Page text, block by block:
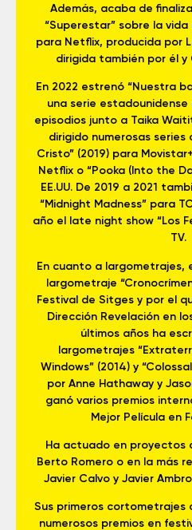
Además, acaba de
“Superestar” sobre la
para Netflix, producida por
dirigida también por él
En 2022 estrenó “Nuestra
una serie estadounidense
episodios junto a Taika
dirigido numerosas series
Cristo” (2019) para
Netflix o “Pooka (Into the
EE.UU. De 2019 a 2021
“Midnight Madness” para
año el late night show “Los
TV.
En cuanto a largometrajes,
largometraje
Festival de Sitges y por el
Dirección Revelación en
últimos años ha
largometrajes
Windows” (2014) y
por Anne Hathaway y
ganó varios premios
Mejor Película en
Ha actuado en proyectos
Berto Romero o en la más
Javier Calvo y Javier
Sus primeros cortometrajes
numerosos premios en